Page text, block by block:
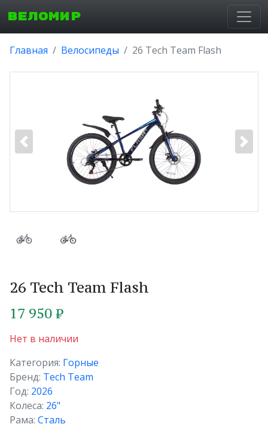
ВЕЛОМИР
Главная Велосипеды 26 Tech Team Flash
26 Tech Team Flash
17 950 ₽
Нет в наличии
Категория: Горные
Бренд: Tech Team
Год: 2026
Колеса: 26"
Рама: Сталь